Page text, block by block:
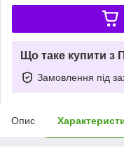
Що таке купити з
Замовлення під
Опис